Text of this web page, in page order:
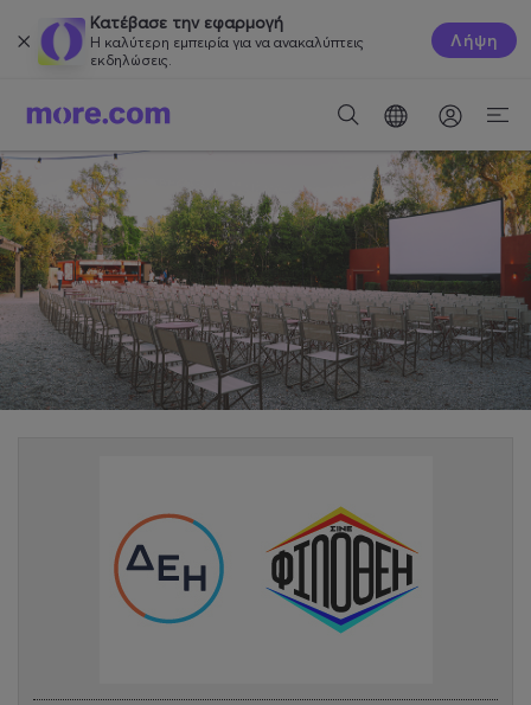
Κατέβασε την εφαρμογή
Η καλύτερη εμπειρία για να ανακαλύπτεις
εκδηλώσεις.
Λήψη